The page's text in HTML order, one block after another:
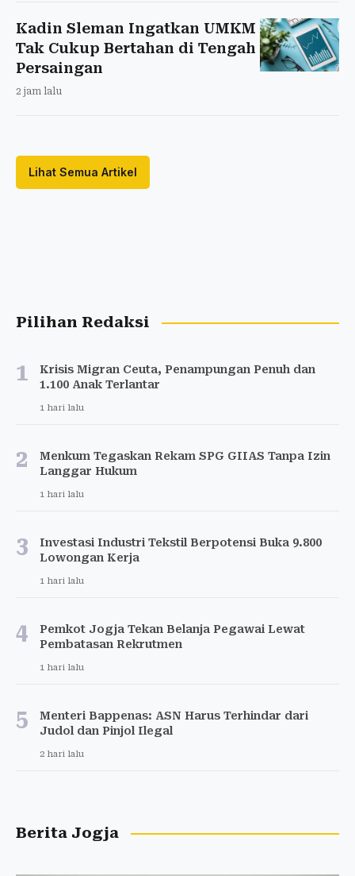
Kadin Sleman Ingatkan UMKM
Tak Cukup Bertahan di Tengah
Persaingan
2 jam lalu
Lihat Semua Artikel
Pilihan Redaksi
1
Krisis Migran Ceuta, Penampungan Penuh dan
1.100 Anak Terlantar
1 hari lalu
2
Menkum Tegaskan Rekam SPG GIIAS Tanpa Izin
Langgar Hukum
1 hari lalu
3
Investasi Industri Tekstil Berpotensi Buka 9.800
Lowongan Kerja
1 hari lalu
4
Pemkot Jogja Tekan Belanja Pegawai Lewat
Pembatasan Rekrutmen
1 hari lalu
5
Menteri Bappenas: ASN Harus Terhindar dari
Judol dan Pinjol Ilegal
2 hari lalu
Berita Jogja